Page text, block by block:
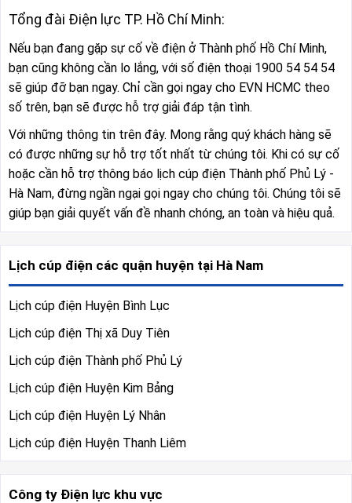
Tổng đài Điện lực TP. Hồ Chí Minh:
Nếu bạn đang gặp sự cố về điện ở Thành phố Hồ Chí Minh,
bạn cũng không cần lo lắng, với số điện thoại 1900 54 54 54
sẽ giúp đỡ bạn ngay. Chỉ cần gọi ngay cho EVN HCMC theo
số trên, bạn sẽ được hỗ trợ giải đáp tận tình.
Với những thông tin trên đây. Mong rằng quý khách hàng sẽ
có được những sự hỗ trợ tốt nhất từ chúng tôi. Khi có sự cố
hoặc cần hỗ trợ thông báo lịch cúp điện Thành phố Phủ Lý -
Hà Nam, đừng ngần ngại gọi ngay cho chúng tôi. Chúng tôi sẽ
giúp bạn giải quyết vấn đề nhanh chóng, an toàn và hiệu quả.
Lịch cúp điện các quận huyện tại Hà Nam
Lịch cúp điện Huyện Bình Lục
Lịch cúp điện Thị xã Duy Tiên
Lịch cúp điện Thành phố Phủ Lý
Lịch cúp điện Huyện Kim Bảng
Lịch cúp điện Huyện Lý Nhân
Lịch cúp điện Huyện Thanh Liêm
Công ty Điện lực khu vực